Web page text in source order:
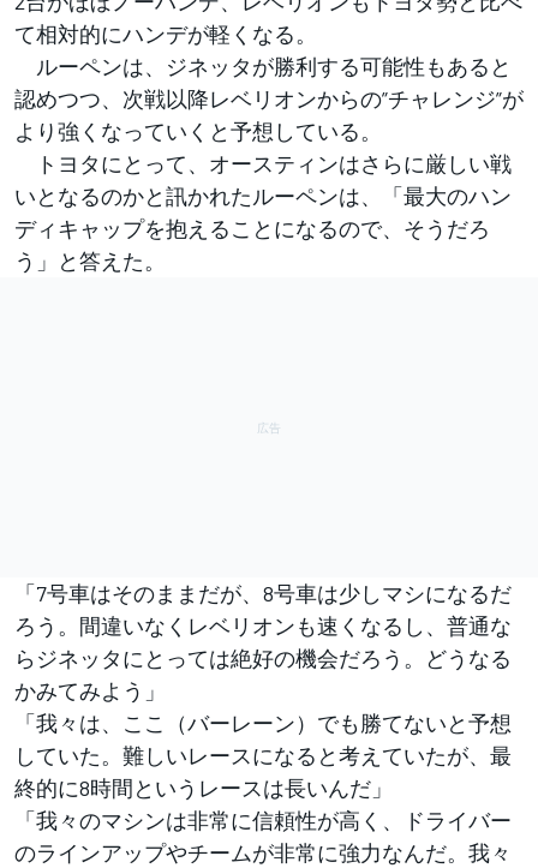
て相対的にハンデが軽くなる。
ルーペンは、ジネッタが勝利する可能性もあると
認めつつ、次戦以降レベリオンからの”チャレンジ”が
より強くなっていくと予想している。
トヨタにとって、オースティンはさらに厳しい戦
いとなるのかと訊かれたルーペンは、「最大のハン
ディキャップを抱えることになるので、そうだろ
う」と答えた。
「7号車はそのままだが、8号車は少しマシになるだ
ろう。間違いなくレベリオンも速くなるし、普通な
らジネッタにとっては絶好の機会だろう。どうなる
かみてみよう」
「我々は、ここ（バーレーン）でも勝てないと予想
していた。難しいレースになると考えていたが、最
終的に8時間というレースは長いんだ」
「我々のマシンは非常に信頼性が高く、ドライバー
のラインアップやチームが非常に強力なんだ。我々